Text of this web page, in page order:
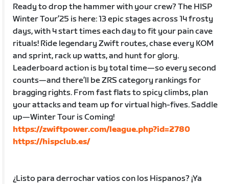
Ready to drop the hammer with your crew? The HISP
Winter Tour’25 is here: 13 epic stages across 14 frosty
days, with 4 start times each day to fit your pain cave
rituals! Ride legendary Zwift routes, chase every KOM
and sprint, rack up watts, and hunt for glory.
Leaderboard action is by total time—so every second
counts—and there’ll be ZRS category rankings for
bragging rights. From fast flats to spicy climbs, plan
your attacks and team up for virtual high-fives. Saddle
up—Winter Tour is Coming!
https://zwiftpower.com/league.php?id=2780
https://hispclub.es/
¿Listo para derrochar vatios con los Hispanos? ¡Ya